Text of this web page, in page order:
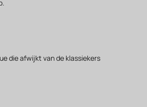
die afwijkt van de klassiekers